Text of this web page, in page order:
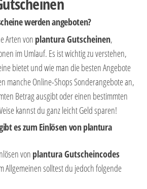
werden angeboten?
Arten von plantura Gutscheinen,
im Umlauf. Es ist wichtig zu verstehen,
bietet und wie man die besten Angebote
manche Online-Shops Sonderangebote an,
Betrag ausgibt oder einen bestimmten
kannst du ganz leicht Geld sparen!
es zum Einlösen von plantura
von plantura Gutscheincodes
Allgemeinen solltest du jedoch folgende